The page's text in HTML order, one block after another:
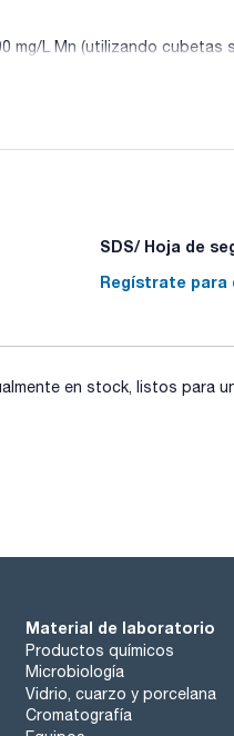
mg/L Mn (utilizando cubetas
los fotómetros y son
de tests con diversos
tipo de aguas.
de seguridad (FDS).
SDS/ Hoja de
Regístrate para
en stock, listos para
Material de laboratorio
Productos químicos
Microbiología
Vidrio, cuarzo y porcelana
Cromatografía